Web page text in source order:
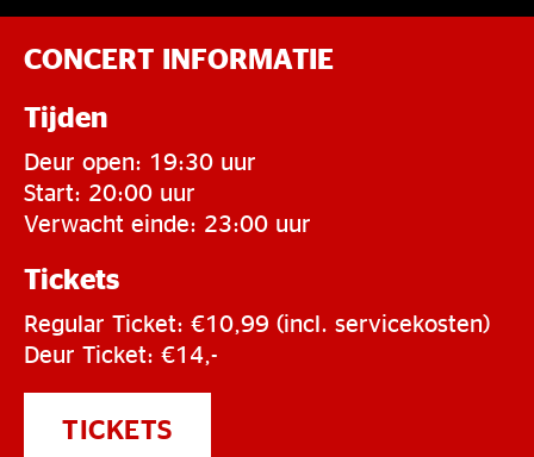
CONCERT INFORMATIE
Tijden
Deur open: 19:30 uur
Start: 20:00 uur
Verwacht einde: 23:00 uur
Tickets
Regular Ticket: €10,99 (incl. servicekosten)
Deur Ticket: €14,-
TICKETS